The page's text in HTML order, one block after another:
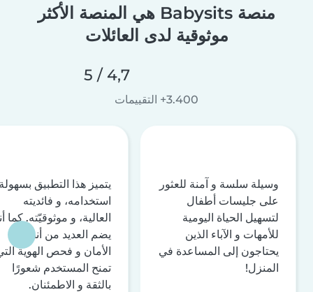
منصة Babysits هي المنصة الأكثر
موثوقية لدى العائلات
4,7 / 5
3.400+ التقييمات
وسيلة سلسة و آمنة للعثور
على جليسات أطفال
لتسهيل الحياة اليومية
للأمهات و الآباء الذين
يحتاجون إلى المساعدة في
المنزل!
يتميز هذا التطبيق
استخدامه، و فائديته
العالية، و موثوقيّته. كما
يضم العديد من أنظمة
الأمان و فحص الهوية
تمنح المستخدم شعورًا
بالثقة و الاطمئنان.